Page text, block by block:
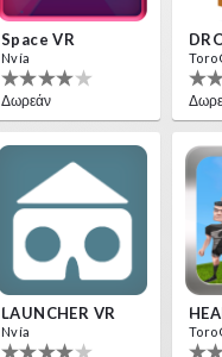
Space VR
Nvía
Δωρεάν
LAUNCHER VR
Nvía